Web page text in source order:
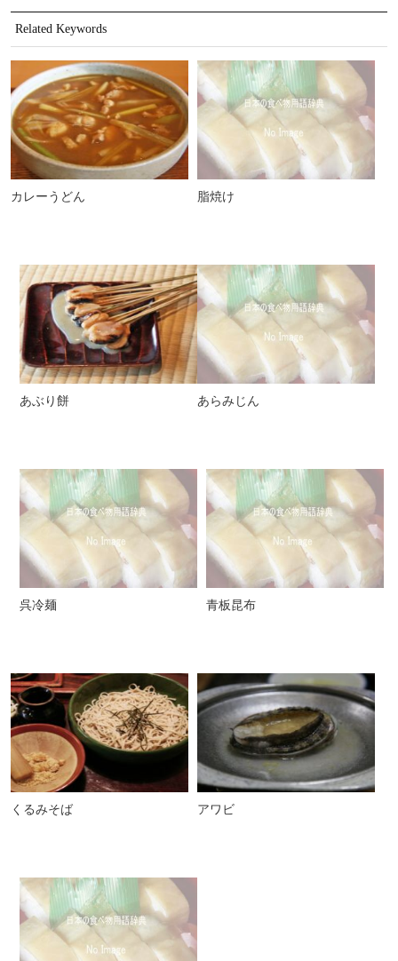
Related Keywords
カレーうどん 脂焼け
あぶり餅 あらみじん
呉冷麺 青板昆布
くるみそば アワビ